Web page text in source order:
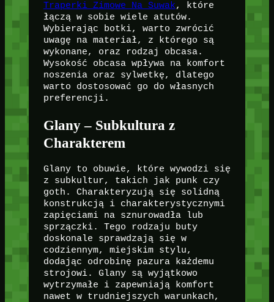
Traperki Zimowe Na Suwak, które
łączą w sobie wiele atutów.
Wybierając botki, warto zwrócić
uwagę na materiał, z którego są
wykonane, oraz rodzaj obcasa.
Wysokość obcasa wpływa na komfort
noszenia oraz sylwetkę, dlatego
warto dostosować go do własnych
preferencji.
Glany – Subkultura z
Charakterem
Glany to obuwie, które wywodzi się
z subkultur, takich jak punk czy
goth. Charakteryzują się solidną
konstrukcją i charakterystycznymi
zapięciami na sznurowadła lub
sprzączki. Tego rodzaju buty
doskonale sprawdzają się w
codziennym, miejskim stylu,
dodając odrobinę pazura każdemu
strojowi. Glany są wyjątkowo
wytrzymałe i zapewniają komfort
nawet w trudniejszych warunkach,